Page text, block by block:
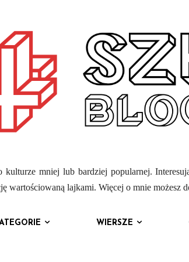
mniej lub bardziej popularnej.
wartościowaną lajkami. Więcej o mnie możesz
WIERSZE